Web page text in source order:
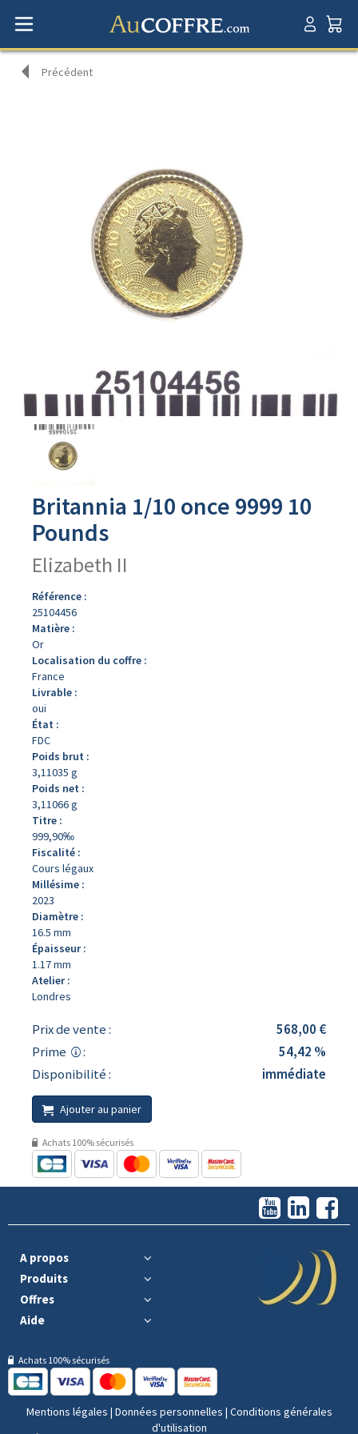
Précédent
Avers
produit
Britannia 1/10 once 9999 10
Pounds
Elizabeth II
Référence :
25104456
Matière :
Or
Localisation du coffre :
France
Livrable :
oui
État :
FDC
Poids brut :
3,11035 g
Poids net :
3,11066 g
Titre :
999,90‰
Fiscalité :
Cours légaux
Millésime :
2023
Diamètre :
16.5 mm
Épaisseur :
1.17 mm
Atelier :
Londres
Prix de vente :
568,00 €
Prime
:
54,42 %
Disponibilité :
immédiate
Ajouter au panier
Achats 100% sécurisés
A propos
Produits
Offres
Aide
Achats 100% sécurisés
Mentions légales | Données personnelles | Conditions générales
d'utilisation